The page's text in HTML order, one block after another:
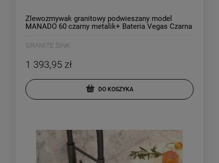
Zlewozmywak granitowy podwieszany model
MANADO 60 czarny metalik+ Bateria Vegas Czarna
GRANITE SINK
1 393,95 zł
DO KOSZYKA